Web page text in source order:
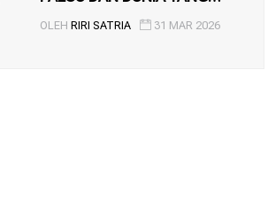
KEHILAN...
OLEHRIRI SATRIA 31 MAR 2026